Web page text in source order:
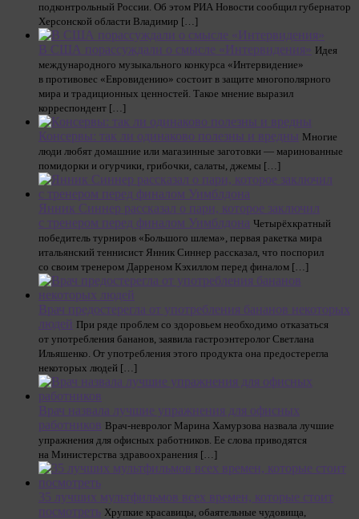
подконтрольный России. Об этом РИА Новости сообщил губернатор
Херсонской области Владимир […]
В США порассуждали о смысле «Интервидения» Идея
международного музыкального конкурса «Интервидение»
в противовес «Евровидению» состоит в защите многополярного
мира и традиционных ценностей. Такое мнение выразил
корреспондент […]
Консервы: так ли одинаково полезны и вредны Многие
люди любят домашние или магазинные заготовки — маринованные
помидорки и огурчики, грибочки, салаты, джемы […]
Янник Синнер рассказал о пари, которое заключил
с тренером перед финалом Уимблдона Четырёхкратный
победитель турниров «Большого шлема», первая ракетка мира
итальянский теннисист Янник Синнер рассказал, что поспорил
со своим тренером Дарреном Кэхиллом перед финалом […]
Врач предостерегла от употребления бананов некоторых
людей При ряде проблем со здоровьем необходимо отказаться
от употребления бананов, заявила гастроэнтеролог Светлана
Ильяшенко. От употребления этого продукта она предостерегла
некоторых людей […]
Врач назвала лучшие упражнения для офисных
работников Врач-невролог Марина Хамурзова назвала лучшие
упражнения для офисных работников. Ее слова приводятся
на Министерства здравоохранения […]
35 лучших мультфильмов всех времен, которые стоит
посмотреть Хрупкие красавицы, обаятельные чудовища,